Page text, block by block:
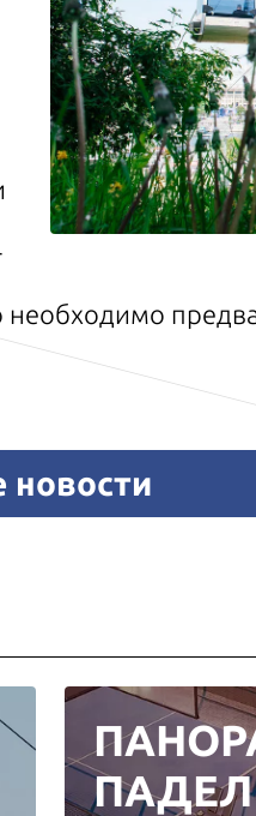
новости
ПАДЕЛ